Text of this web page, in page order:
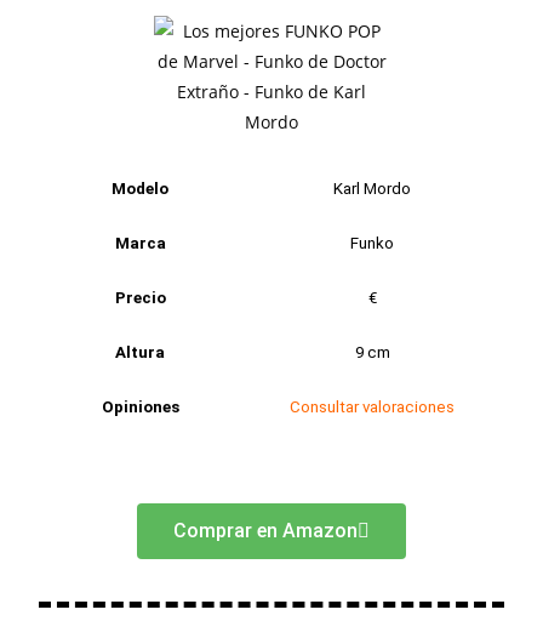
Modelo Karl Mordo
Marca Funko
Precio €
Altura 9 cm
Opiniones Consultar valoraciones
Comprar en Amazon